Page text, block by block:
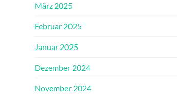
März 2025
Februar 2025
Januar 2025
Dezember 2024
November 2024